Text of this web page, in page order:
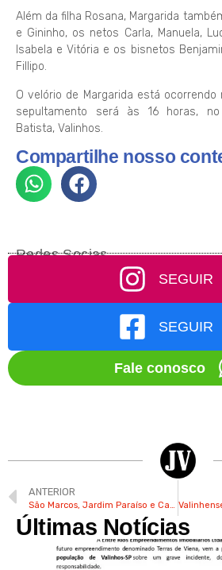
Além da filha Rosana, Margarida
e Gininho, os netos Carla, Manuela,
Isabela e Vitória e os bisnetos
Fillipo.
O velório de Margarida está
sepultamento será às 16 horas,
Batista, Valinhos.
Compartilhe nosso
Redes Socias
SEGUIR
SEGUIR
Fale conosco
ANTERIOR
São Marcos, Jardim Paraíso e Capuava em Valinhos estão recebendo recapeamento
Últimas Notícias